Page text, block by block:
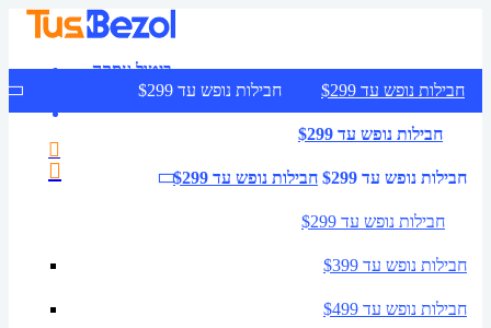
ביטול עסקה
צרו קשר
חבילות נופש עד $299 חבילות נופש עד $299
חבילות נופש עד $299
חבילות נופש עד $299 חבילות נופש עד $299
חבילות נופש עד $299
חבילות נופש עד $399
חבילות נופש עד $499